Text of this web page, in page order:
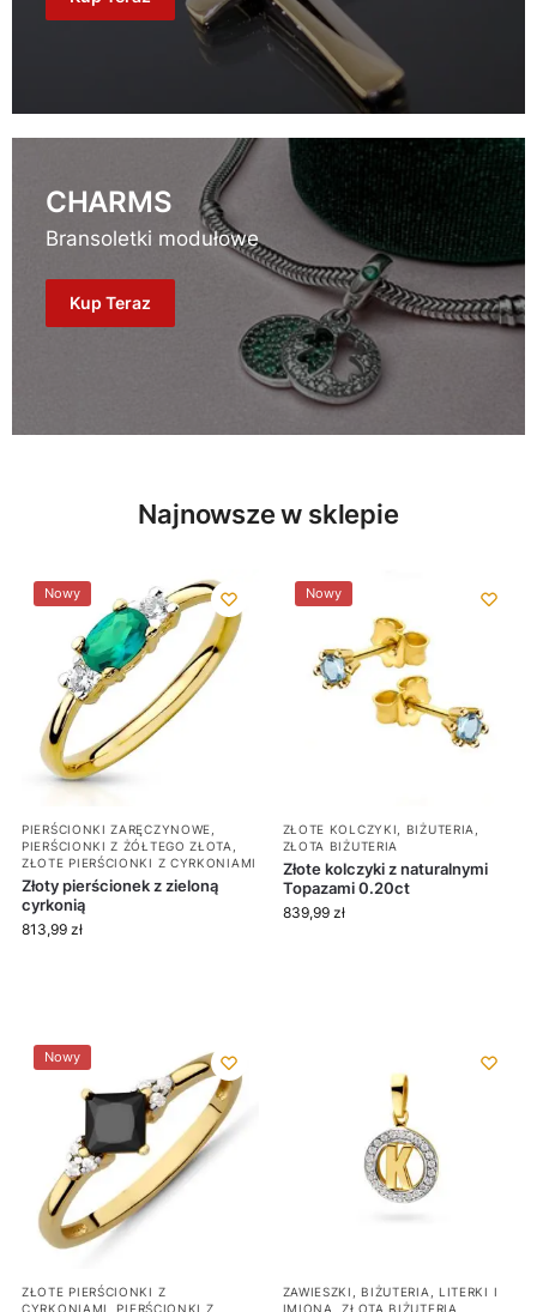
CHARMS
Bransoletki modułowe
Kup Teraz
Najnowsze w sklepie
Nowy
PIERŚCIONKI ZARĘCZYNOWE
PIERŚCIONKI Z ŻÓŁTEGO ZŁOTA
ZŁOTE PIERŚCIONKI Z CYRKONIAMI
Złoty pierścionek z zieloną
cyrkonią
813,99 zł
Nowy
ZŁOTE KOLCZYKI BIŻUTERIA
ZŁOTA BIŻUTERIA
Złote kolczyki z naturalnymi
Topazami 0.20ct
839,99 zł
Nowy
ZŁOTE PIERŚCIONKI Z
CYRKONIAMI
PIERŚCIONKI Z
ZAWIESZKI BIŻUTERIA
LITERKI I
IMIONA
,ZŁOTA BIŻUTERIA